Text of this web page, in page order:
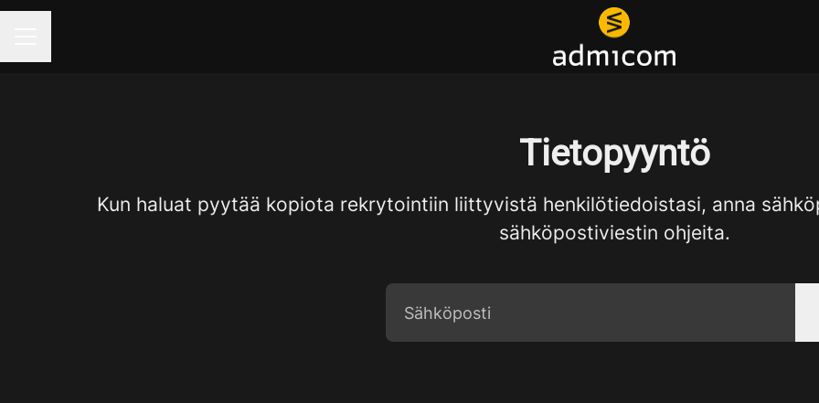
Tietopyyntö
Kun haluat pyytää kopiota rekrytointiin liittyvistä henkilötiedoistasi, anna
sähköpostiviestin ohjeita.